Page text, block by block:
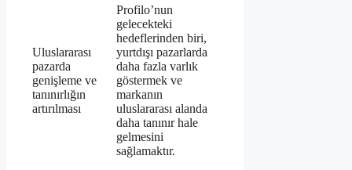
Uluslararası
pazarda
genişleme ve
tanınırlığın
artırılması
Profilo’nun
gelecekteki
hedeflerinden biri,
yurtdışı pazarlarda
daha fazla varlık
göstermek ve
markanın
uluslararası alanda
daha tanınır hale
gelmesini
sağlamaktır.